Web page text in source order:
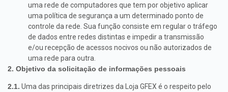
uma rede de computadores que tem por objetivo aplicar
uma política de segurança a um determinado ponto de
controle da rede. Sua função consiste em regular o tráfego
de dados entre redes distintas e impedir a transmissão
e/ou recepção de acessos nocivos ou não autorizados de
uma rede para outra.
2. Objetivo da solicitação de informações pessoais
2.1. Uma das principais diretrizes da Loja GFEX é o respeito pelo